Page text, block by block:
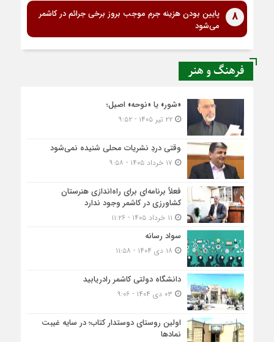
8
پایین بودن هزینه جرم موجب بروز برخی جرائم در کاشمر
می‌شود
فرهنگ و هنر
«شور» یا «نوحه» اصیل؛
۲۲ تیر ۱۴۰۵ - ۹:۵۲
وقتی دردِ نشریات محلی شنیده نمی‌شود
فعلاً برنامه‌ای برای راه‌اندازی هنرستان
کشاورزی در کاشمر وجود ندارد
سواد رسانه
دانشگاه دولتی کاشمر‌ رادریابید
اولین روستای دوستدار کتاب؛ در سایه غیبت
نمادها